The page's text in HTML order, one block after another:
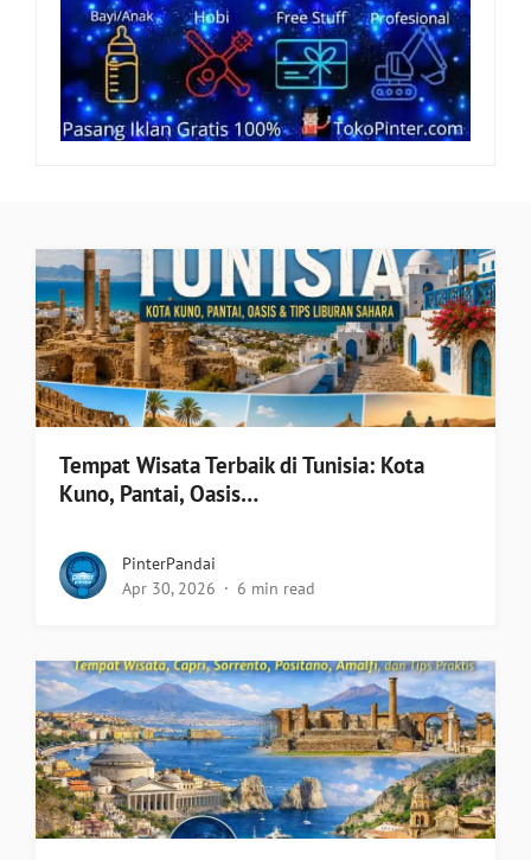
Tempat Wisata Terbaik di Tunisia: Kota
Kuno, Pantai, Oasis…
PinterPandai
Apr 30, 2026
6 min read